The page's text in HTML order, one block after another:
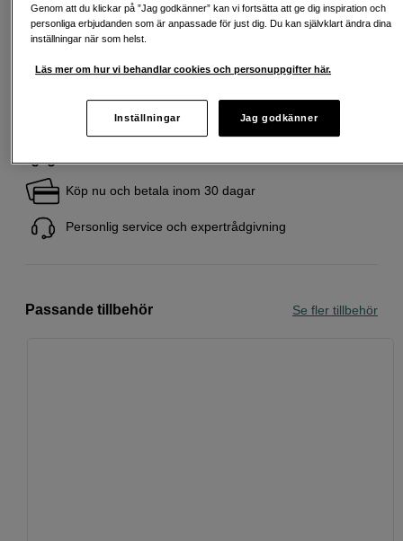
Att låna kostar pengar! Om du inte kan betala tillbaka skulden i tid
riskerar du en betalningsanmärkning. Det kan leda till svårigheter att få hyra
bostad, teckna abonnemang och få nya lån. För stöd, vänd dig till budget-
konsumentverket.se (öppnas i ny flik)
Köp nu och betala inom 30 dagar
Personlig service och expertrådgivning
Passande tillbehör Se fler tillbehör
Genom att du klickar på ”Jag godkänner” kan vi fortsätta att ge dig inspiration och
personliga erbjudanden som är anpassade för just dig. Du kan självklart ändra dina
inställningar när som helst.
Läs mer om hur vi behandlar cookies och personuppgifter här.
Inställningar Jag godkänner